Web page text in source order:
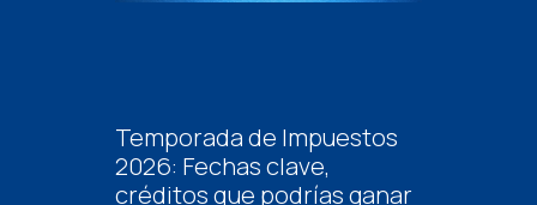
Temporada de Impuestos
2026: Fechas clave,
créditos que podrías ganar